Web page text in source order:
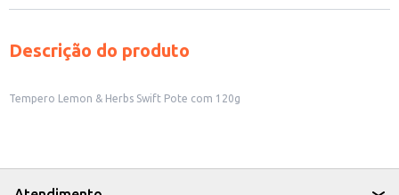
Descrição do produto
Tempero Lemon & Herbs Swift Pote com 120g